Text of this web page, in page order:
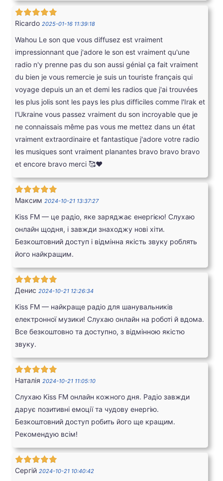
Ricardo 2025-01-16 11:39:18
Wahou Le son que vous diffusez est vraiment
impressionnant que j'adore le son est vraiment qu'une
radio n'y prenne pas du son aussi génial ça fait vraiment
du bien je vous remercie je suis un touriste français qui
voyage depuis un an et demi les radios que j'ai trouvées
les plus jolis sont les pays les plus difficiles comme l'Irak et
l'Ukraine vous passez vraiment du son incroyable que je
ne connaissais même pas vous me mettez dans un état
vraiment extraordinaire et fantastique j'adore votre radio
les musiques sont vraiment planantes bravo bravo bravo
et encore bravo merci 🥰❤️
Максим 2024-10-21 13:37:27
Kiss FM — це радіо, яке заряджає енергією! Слухаю
онлайн щодня, і завжди знаходжу нові хіти.
Безкоштовний доступ і відмінна якість звуку роблять
його найкращим.
Денис 2024-10-21 12:26:34
Kiss FM — найкраще радіо для шанувальників
електронної музики! Слухаю онлайн на роботі й вдома.
Все безкоштовно та доступно, з відмінною якістю
звуку.
Наталія 2024-10-21 11:05:10
Слухаю Kiss FM онлайн кожного дня. Радіо завжди
дарує позитивні емоції та чудову енергію.
Безкоштовний доступ робить його ще кращим.
Рекомендую всім!
Сергій 2024-10-21 10:40:42